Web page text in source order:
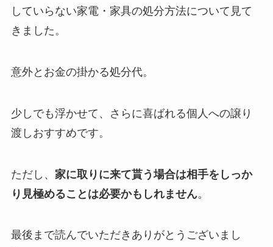
していらない家電・家具の処分方法について見て
きました。
意外とお金の掛かる処分代。
少しでも浮かせて、さらに喜ばれる個人への譲り
渡しおすすめです。
ただし、 家に取りに来て貰う場合は相手をしっか
り見極めることは必要かもしれません。
最後まで読んでいただきありがとうございまし